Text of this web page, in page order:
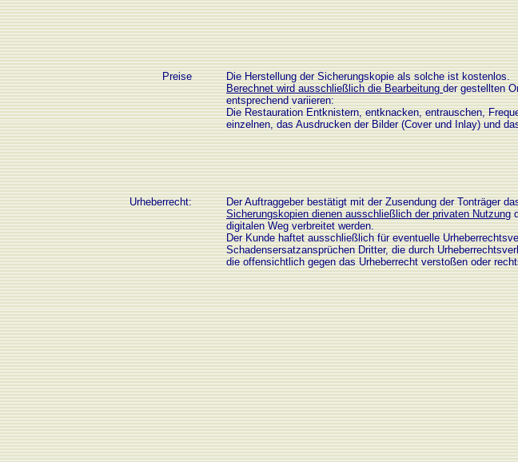
Preise
Die Herstellung der Sicherungskopie als solche ist kostenlos.
Berechnet wird ausschließlich die Bearbeitungder gestellten
entsprechend variieren:
Die Restauration Entknistern, entknacken, entrauschen,
einzelnen, das Ausdrucken der Bilder (Cover und Inlay) und
Urheberrecht:
Der Auftraggeber bestätigt mit der Zusendung der Tonträger
Sicherungskopien dienen ausschließlich der privaten Nutzung
digitalen Weg verbreitet werden.
Der Kunde haftet ausschließlich für eventuelle
Schadensersatzansprüchen Dritter, die durch
die offensichtlich gegen das Urheberrecht verstoßen oder